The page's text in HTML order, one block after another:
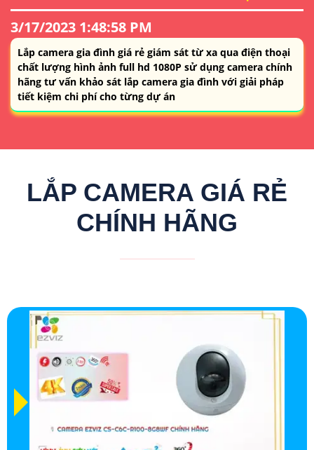
3/17/2023 1:48:58 PM
Lắp camera gia đình giá rẻ giám sát từ xa qua điện thoại
chất lượng hình ảnh full hd 1080P sử dụng camera chính
hãng tư vấn khảo sát lắp camera gia đình với giải pháp
tiết kiệm chi phí cho từng dự án
LẮP CAMERA GIÁ RẺ
CHÍNH HÃNG